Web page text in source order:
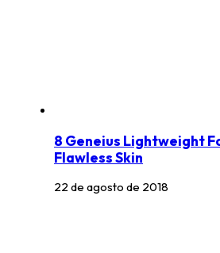
8 Geneius Lightweight
Flawless Skin
22 de agosto de 2018